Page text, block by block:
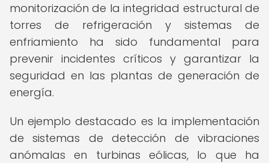
monitorización de la integridad estructural de
torres de refrigeración y sistemas de
enfriamiento ha sido fundamental para
prevenir incidentes críticos y garantizar la
seguridad en las plantas de generación de
energía.
Un ejemplo destacado es la implementación
de sistemas de detección de vibraciones
anómalas en turbinas eólicas, lo que ha